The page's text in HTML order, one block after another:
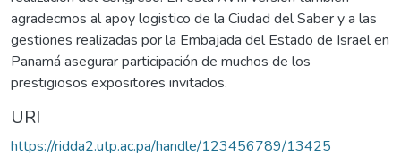
agradecmos al apoy logistico de la Ciudad del Saber y a las
gestiones realizadas por la Embajada del Estado de Israel en
Panamá asegurar participación de muchos de los
prestigiosos expositores invitados.
URI
https://ridda2.utp.ac.pa/handle/123456789/13425